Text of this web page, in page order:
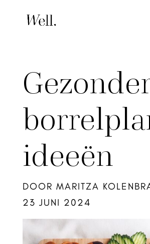
ideeën
DOOR MARITZA
23 JUNI 2024